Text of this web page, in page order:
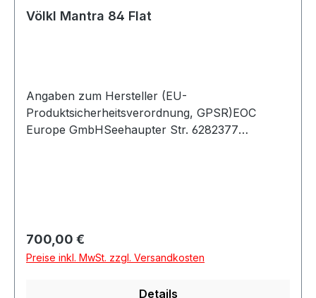
Völkl Mantra 84 Flat
Angaben zum Hersteller (EU-
Produktsicherheitsverordnung, GPSR)EOC
Europe GmbHSeehaupter Str. 6282377
Regulärer Preis:
700,00 €
Preise inkl. MwSt. zzgl. Versandkosten
Details